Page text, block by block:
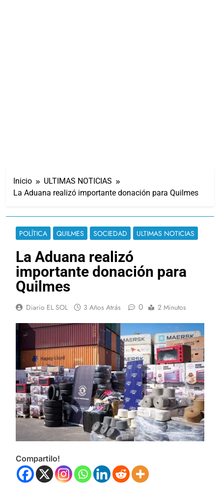
Inicio
ULTIMAS NOTICIAS
La Aduana realizó importante donación para Quilmes
POLÍTICA QUILMES SOCIEDAD ULTIMAS NOTICIAS
La Aduana realizó
importante donación para
Quilmes
Diario EL SOL 3 Años Atrás 0 2 Minutos
Compartilo!